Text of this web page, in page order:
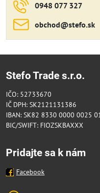
0948 077 327
obchod​@stefo​.sk
Stefo Trade s.r.o.
IČO: 52733670
IČ DPH: SK2121131386
IBAN: SK82 8330 0000 0025
BIC/SWIFT: FIOZSKBAXXX
Pridajte sa k nám
Facebook